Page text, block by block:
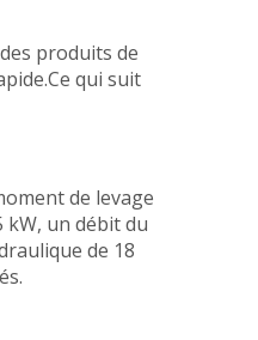
produits de
qui suit
de levage
kW, un débit du
de 18